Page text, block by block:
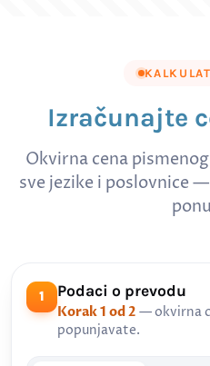
Izračunajte
Okvirna cena
sve jezike i poslovnice
1 Podaci o prevodu
Korak 1 od 2 — okvirna
popunjavate.